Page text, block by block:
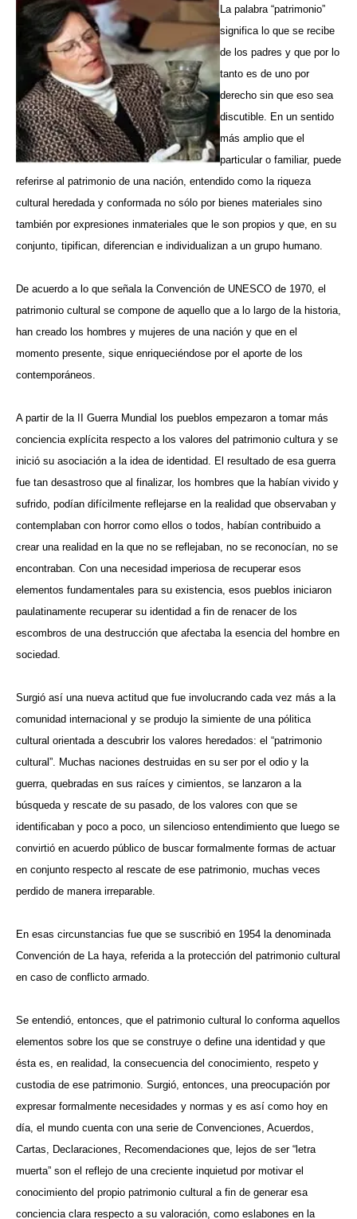
La palabra “patrimonio”
significa lo que se recibe
de los padres y que por lo
tanto es de uno por
derecho sin que eso sea
discutible. En un sentido
más amplio que el
particular o familiar, puede
referirse al patrimonio de una nación, entendido como la riqueza
cultural heredada y conformada no sólo por bienes materiales sino
también por expresiones inmateriales que le son propios y que, en su
conjunto, tipifican, diferencian e individualizan a un grupo humano.
De acuerdo a lo que señala la Convención de UNESCO de 1970, el
patrimonio cultural se compone de aquello que a lo largo de la historia,
han creado los hombres y mujeres de una nación y que en el
momento presente, sique enriqueciéndose por el aporte de los
contemporáneos.
A partir de la II Guerra Mundial los pueblos empezaron a tomar más
conciencia explícita respecto a los valores del patrimonio cultura y se
inició su asociación a la idea de identidad. El resultado de esa guerra
fue tan desastroso que al finalizar, los hombres que la habían vivido y
sufrido, podían difícilmente reflejarse en la realidad que observaban y
contemplaban con horror como ellos o todos, habían contribuido a
crear una realidad en la que no se reflejaban, no se reconocían, no se
encontraban. Con una necesidad imperiosa de recuperar esos
elementos fundamentales para su existencia, esos pueblos iniciaron
paulatinamente recuperar su identidad a fin de renacer de los
escombros de una destrucción que afectaba la esencia del hombre en
sociedad.
Surgió así una nueva actitud que fue involucrando cada vez más a la
comunidad internacional y se produjo la simiente de una pólitica
cultural orientada a descubrir los valores heredados: el “patrimonio
cultural”. Muchas naciones destruidas en su ser por el odio y la
guerra, quebradas en sus raíces y cimientos, se lanzaron a la
búsqueda y rescate de su pasado, de los valores con que se
identificaban y poco a poco, un silencioso entendimiento que luego se
convirtió en acuerdo público de buscar formalmente formas de actuar
en conjunto respecto al rescate de ese patrimonio, muchas veces
perdido de manera irreparable.
En esas circunstancias fue que se suscribió en 1954 la denominada
Convención de La haya, referida a la protección del patrimonio cultural
en caso de conflicto armado.
Se entendió, entonces, que el patrimonio cultural lo conforma aquellos
elementos sobre los que se construye o define una identidad y que
ésta es, en realidad, la consecuencia del conocimiento, respeto y
custodia de ese patrimonio. Surgió, entonces, una preocupación por
expresar formalmente necesidades y normas y es así como hoy en
día, el mundo cuenta con una serie de Convenciones, Acuerdos,
Cartas, Declaraciones, Recomendaciones que, lejos de ser “letra
muerta” son el reflejo de una creciente inquietud por motivar el
conocimiento del propio patrimonio cultural a fin de generar esa
conciencia clara respecto a su valoración, como eslabones en la